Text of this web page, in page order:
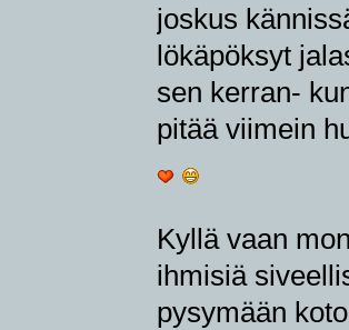
joskus
lökäpöksyt
sen kerran-
pitää viimein
Kyllä vaan
ihmisiä
pysymään